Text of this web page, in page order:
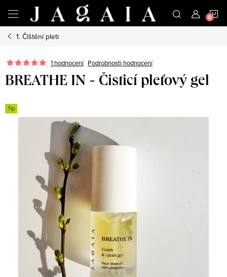
obsah
1. Čištění pleti
1 hodnocení Podrobnosti hodnocení
BREATHE IN - Čisticí pleťový gel
Tip